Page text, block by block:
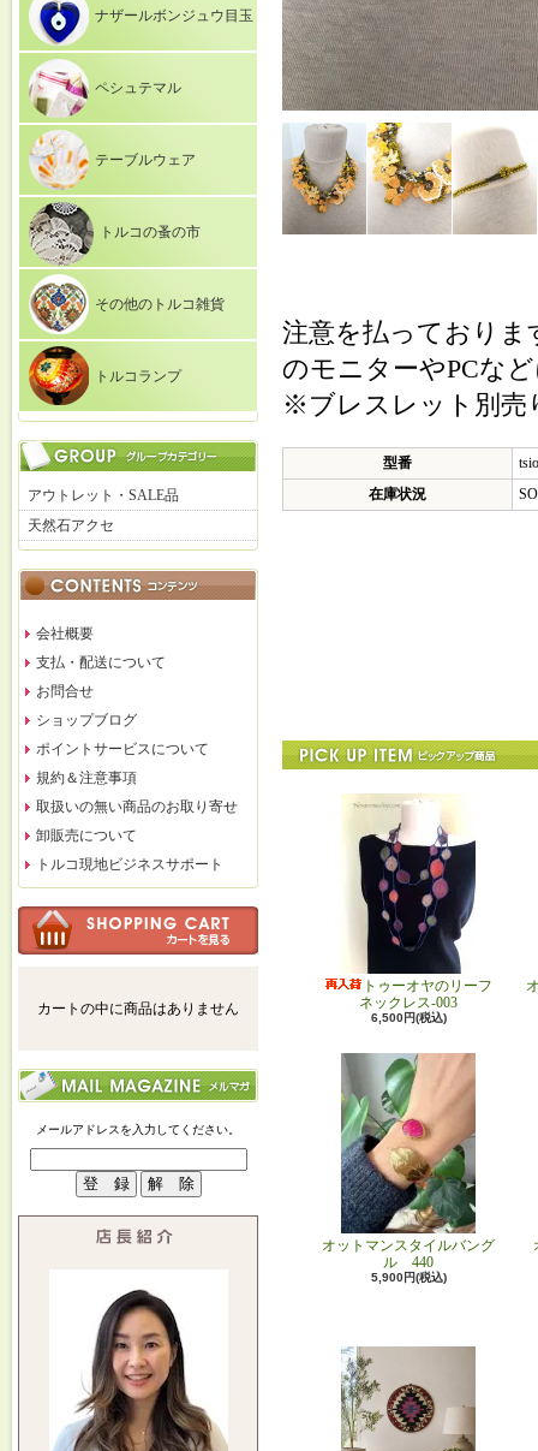
ナザールボンジュウ目玉
ペシュテマル
テーブルウェア
トルコの蚤の市
その他のトルコ雑貨
トルコランプ
アウトレット・SALE品
天然石アクセ
会社概要
支払・配送について
お問合せ
ショップブログ
ポイントサービスについて
規約＆注意事項
取扱いの無い商品のお取り寄せ
卸販売について
トルコ現地ビジネスサポート
カートの中に商品はありません
メールアドレスを入力してください。
注意を払っておりま
のモニターやPCな
※ブレスレット別売
型番
在庫状況
トゥーオヤのリーフ
ネックレス-003
6,500円(税込)
オットマンスタイルバング
ル 440
5,900円(税込)